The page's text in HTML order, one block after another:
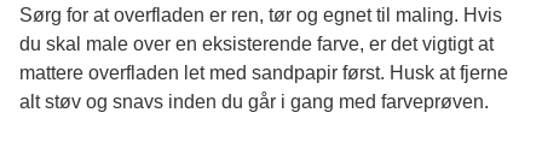
Sørg for at overfladen er ren, tør og egnet til maling. Hvis
du skal male over en eksisterende farve, er det vigtigt at
mattere overfladen let med sandpapir først. Husk at fjerne
alt støv og snavs inden du går i gang med farveprøven.